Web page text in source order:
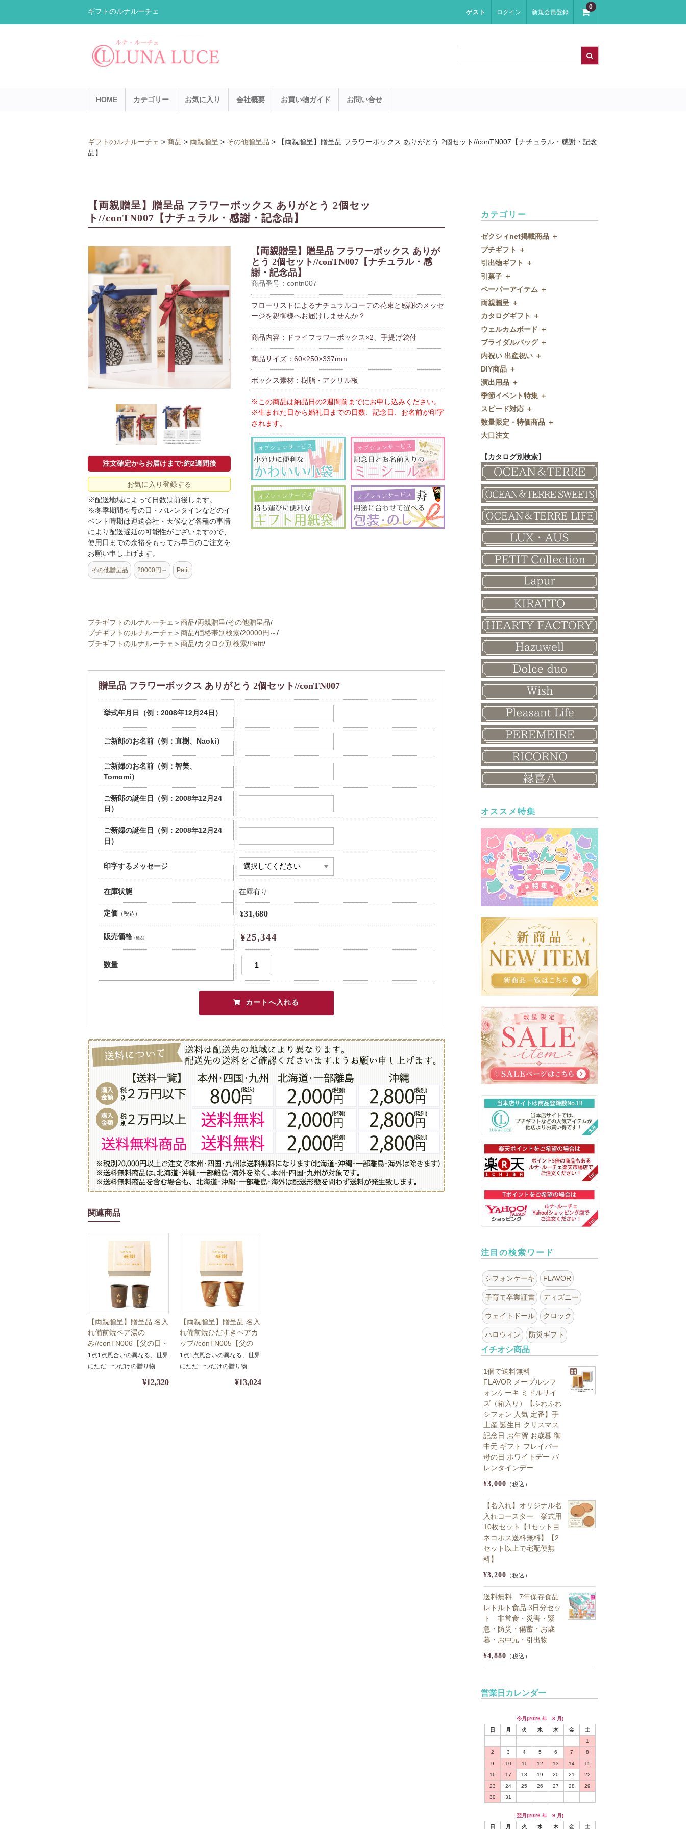
ギフトのルナルーチェ ゲスト ログイン 新規会員登録
0
HOME カテゴリー お気に入り 会社概要 お買い物ガイド お問い合せ
ギフトのルナルーチェ > 商品 > 両親贈呈 > その他贈呈品 >
【両親贈呈】贈呈品 フラワーボックス ありがとう 2個セット//conTN007【ナチュラル・感謝・記念
品】
【両親贈呈】贈呈品 フラワーボックス ありがとう 2個セッ
ト//conTN007【ナチュラル・感謝・記念品】
注文確定からお届けまで:約2週間後
お気に入り登録する
※配送地域によって日数は前後します。
※冬季期間や母の日・バレンタインなどのイ
ベント時期は運送会社・天候など各種の事情
により配送遅延の可能性がございますので、
使用日までの余裕をもってお早目のご注文を
お願い申し上げます。
その他贈呈品 20000円～ Petit
【両親贈呈】贈呈品 フラワーボックス ありが
とう 2個セット//conTN007【ナチュラル・感
謝・記念品】
商品番号：contn007
フローリストによるナチュラルコーデの花束と感謝のメッセ
ージを親御様へお届けしませんか？
商品内容：ドライフラワーボックス×2、手提げ袋付
商品サイズ：60×250×337mm
ボックス素材：樹脂・アクリル板
※この商品は納品日の2週間前までにお申し込みください。
※生まれた日から婚礼日までの日数、記念日、お名前が印字
されます。
プチギフトのルナルーチェ ＞商品/両親贈呈/その他贈呈品/
プチギフトのルナルーチェ ＞商品/価格帯別検索/20000円～/
プチギフトのルナルーチェ ＞商品/カタログ別検索/Petit/
贈呈品 フラワーボックス ありがとう 2個セット//conTN007
挙式年月日（例：2008年12月24日）
ご新郎のお名前（例：直樹、Naoki）
ご新婦のお名前（例：智美、
Tomomi）
ご新郎の誕生日（例：2008年12月24
日）
ご新婦の誕生日（例：2008年12月24
日）
印字するメッセージ
在庫状態 在庫有り
定価 （税込） ¥31,680
販売価格（税込） ¥25,344
数量
関連商品
【両親贈呈】贈呈品 名入
れ備前焼ペア湯の
み//conTN006【父の日・
母の日・記念品】
1点1点風合いの異なる、世界
にただ一つだけの贈り物
¥12,320
【両親贈呈】贈呈品 名入
れ備前焼ひだすきペアカ
ップ//conTN005【父の
日・母の日・記念品】
1点1点風合いの異なる、世界
にただ一つだけの贈り物
¥13,024
カテゴリー
ゼクシィnet掲載商品 ＋
ゼクシィnet掲載商品
プチギフト ＋
プチギフト
ウェルカムプチギフト
アメニティ
キャンディー・金平糖
クッキー
スプーン
チョコレート
ディズニー
ドラジェ
プチタオル
席札立て
耳かき＆ぺん
紅茶＆コーヒー
和風プチギフト
その他
引出物ギフト ＋
引出物ギフト
グラス
タオル・石鹸・名披露目
ディズニーギフト
今治タオル
引出物セット
和食器
名入れ贈呈品
特選ギフト
珈琲・紅茶
鰹節・フード
引菓子 ＋
引菓子
バウムクーヘン
洋菓子
和菓子
FLAVOR
ペーパーアイテム ＋
ペーパーアイテム
招待状
席次表
席札
付箋・メッセージカード
印刷代行
ディズニーシリーズ
両親贈呈 ＋
両親贈呈
ディズニーウェイトドール
ウェイトベア
子育て卒業証書
クロックギフト
カタログギフト ＋
カタログギフト
OCEAN&TERRE GOURMET
SHIKISAI ONE
Grace
ウェルカムボード ＋
ウェルカムボード
カラーステンドグラス調
ガラス
フラワータイプ
ペンダントクロック
ミラー
メッセージパズル
似顔絵
和風ボード
ブライダルバッグ ＋
ブライダルバッグ
内祝い 出産祝い ＋
内祝い 出産祝い
DIY商品 ＋
DIY商品
演出用品 ＋
演出用品
リングピロー
ブーケプルズ
結婚証明書
その他
季節イベント特集 ＋
季節イベント特集
サクラ
クローバー
クリスマス
バレンタイン
ホワイトデー
母の日
父の日
敬老の日
スピード対応 ＋
スピード対応
即日お急ぎ発送
数量限定・特価商品 ＋
数量限定・特価商品
大口注文
【カタログ別検索】
オススメ特集
注目の検索ワード
シフォンケーキ FLAVOR
子育て卒業証書 ディズニー
ウェイトドール クロック
ハロウィン 防災ギフト
イチオシ商品
1個で送料無料
FLAVOR メープルシフ
ォンケーキ ミドルサイ
ズ（箱入り）【ふわふわ
シフォン 人気 定番】手
土産 誕生日 クリスマス
記念日 お年賀 お歳暮 御
中元 ギフト フレイバー
母の日 ホワイトデー バ
レンタインデー
¥3,000 （税込）
【名入れ】オリジナル名
入れコースター 挙式用
10枚セット【1セット目
ネコポス送料無料】【2
セット以上で宅配便無
料】
¥3,200 （税込）
送料無料 7年保存食品
レトルト食品 3日分セッ
ト 非常食・災害・緊
急・防災・備蓄・お歳
暮・お中元・引出物
¥4,880 （税込）
営業日カレンダー
今月(2026 年 8 月)
日
月 火 水 木 金
土
1
2
3 4 5 6 7
8
9
10 11 12 13 14
15
16
17 18 19 20 21
22
23
24 25 26 27 28
29
30
31
翌月(2026 年 9 月)
日
月 火 水 木 金 土